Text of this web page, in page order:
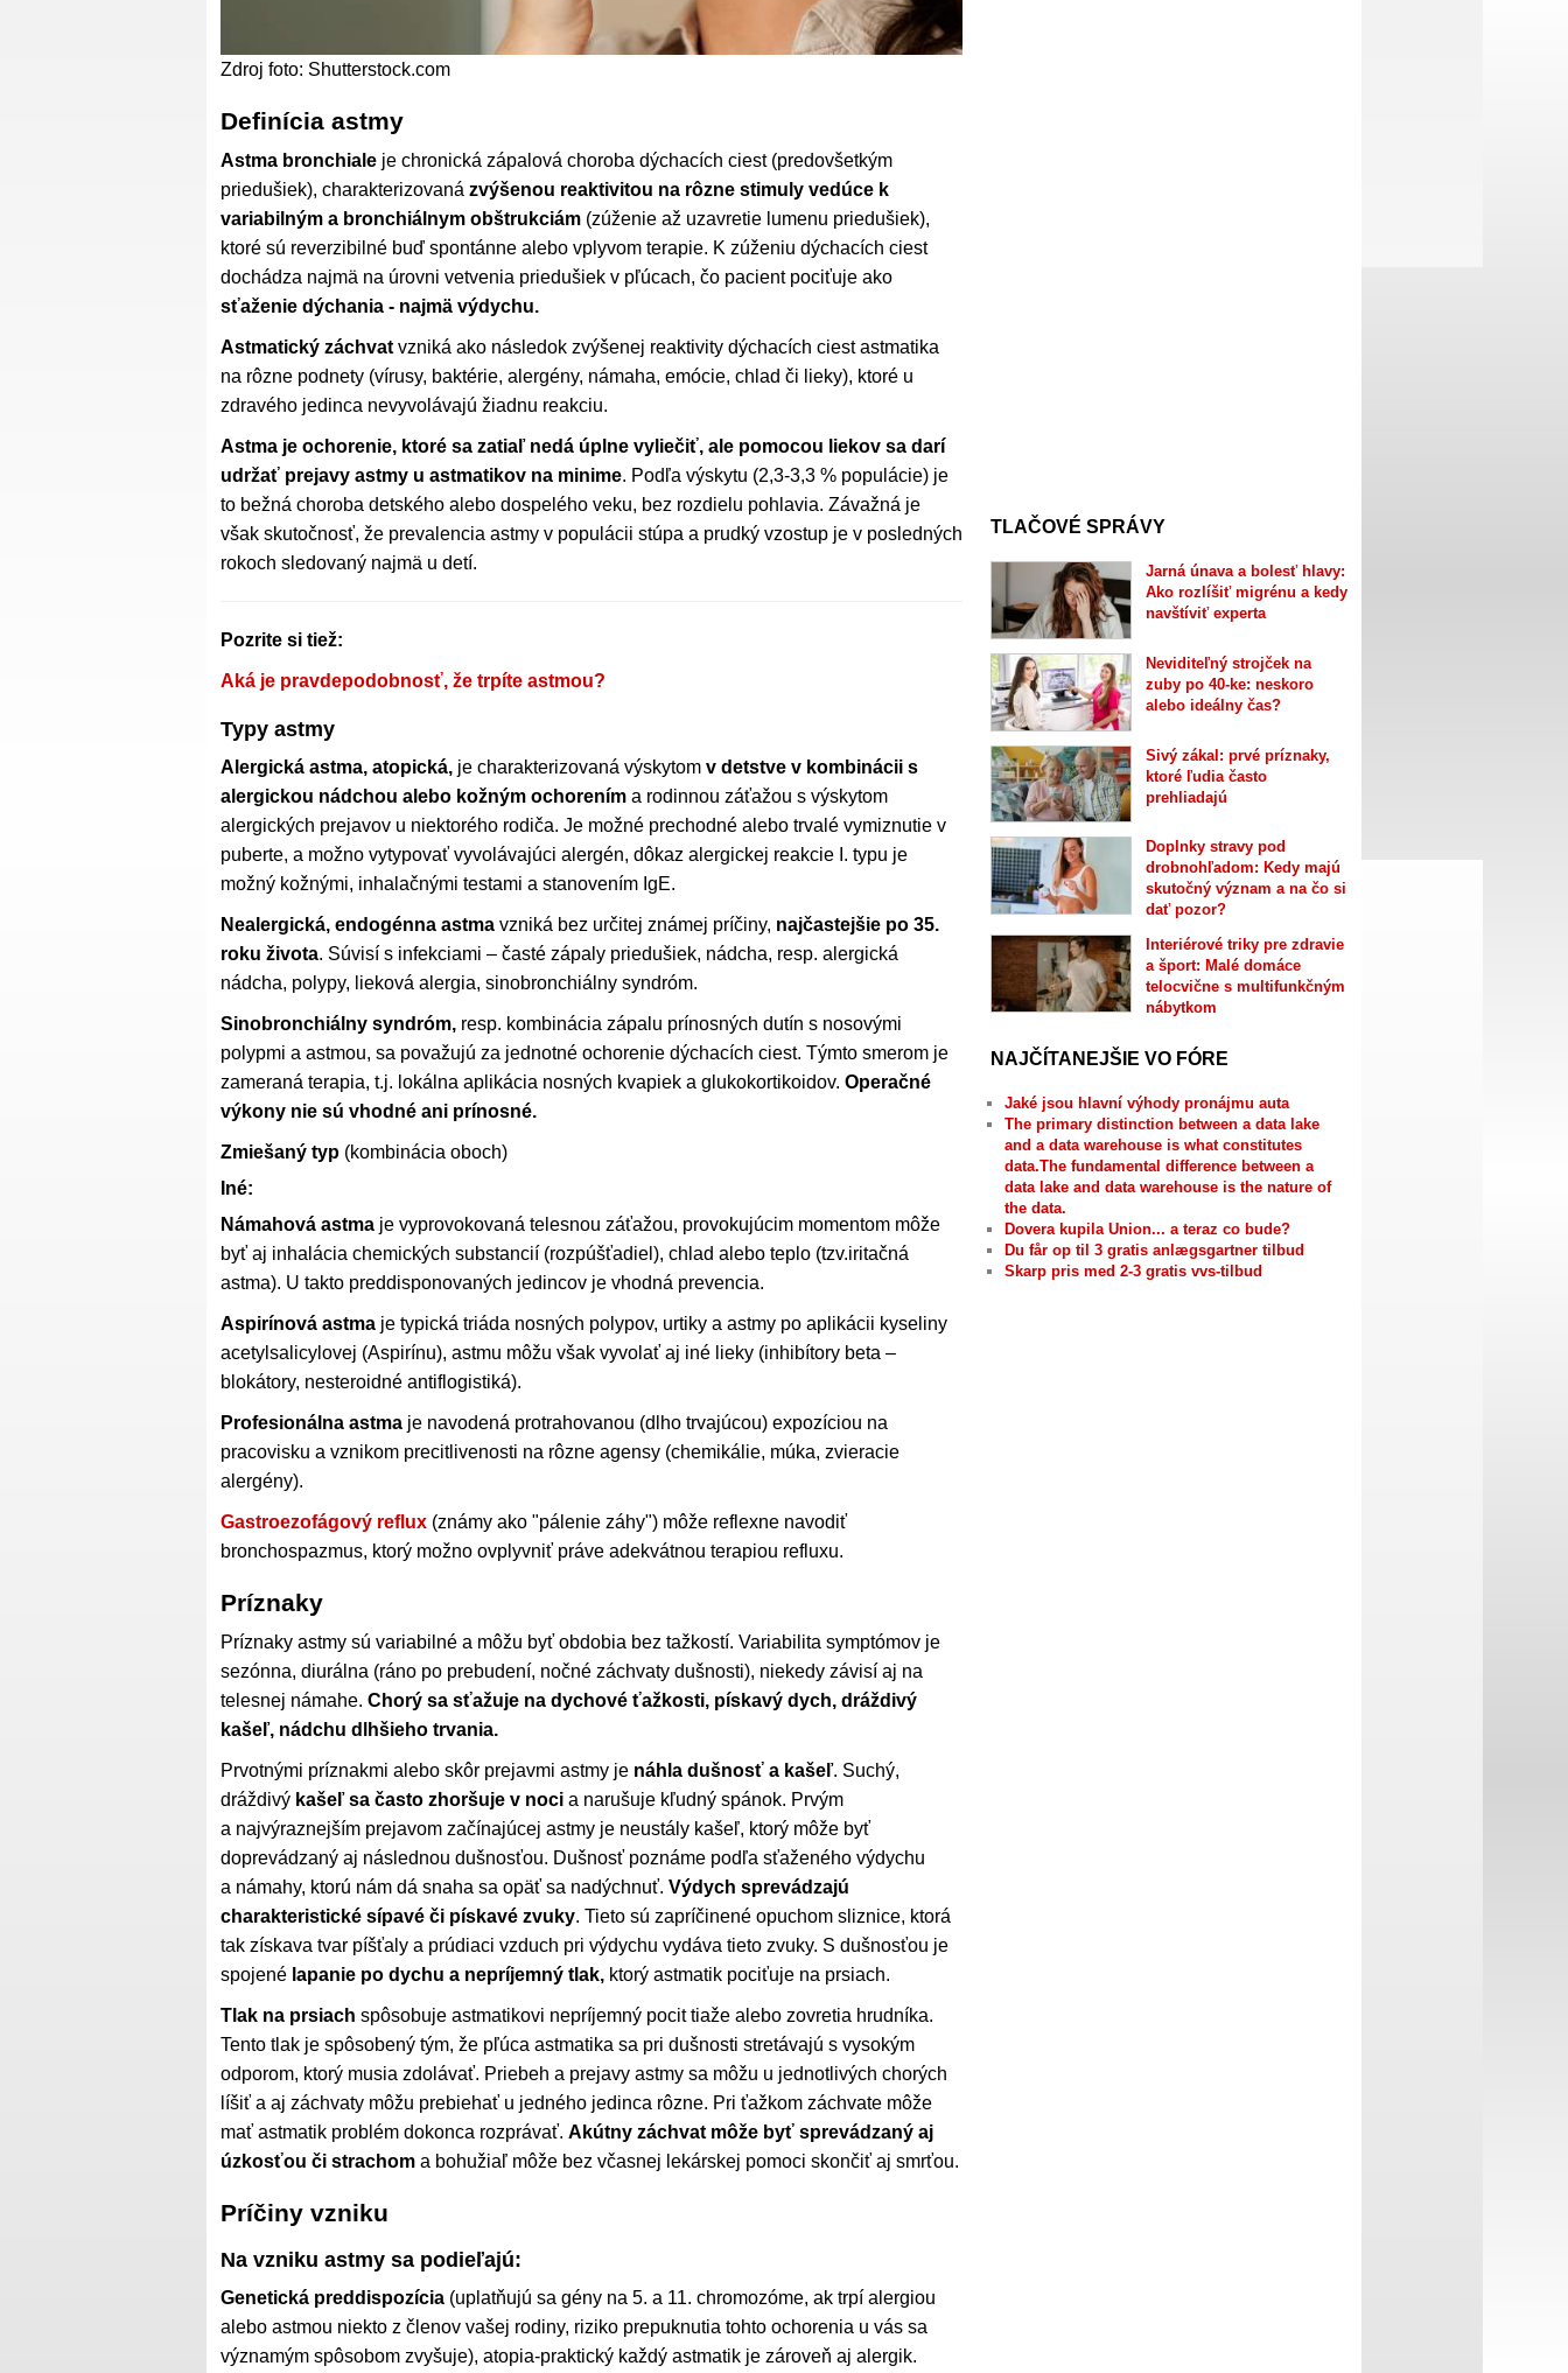
Zdroj foto: Shutterstock.com
Definícia astmy
Astma bronchiale je chronická zápalová choroba dýchacích ciest (predovšetkým
priedušiek), charakterizovaná zvýšenou reaktivitou na rôzne stimuly vedúce k
variabilným a bronchiálnym obštrukciám (zúženie až uzavretie lumenu priedušiek),
ktoré sú reverzibilné buď spontánne alebo vplyvom terapie. K zúženiu dýchacích ciest
dochádza najmä na úrovni vetvenia priedušiek v pľúcach, čo pacient pociťuje ako
sťaženie dýchania - najmä výdychu.
Astmatický záchvat vzniká ako následok zvýšenej reaktivity dýchacích ciest astmatika
na rôzne podnety (vírusy, baktérie, alergény, námaha, emócie, chlad či lieky), ktoré u
zdravého jedinca nevyvolávajú žiadnu reakciu.
Astma je ochorenie, ktoré sa zatiaľ nedá úplne vyliečiť, ale pomocou liekov sa darí
udržať prejavy astmy u astmatikov na minime. Podľa výskytu (2,3-3,3 % populácie) je
to bežná choroba detského alebo dospelého veku, bez rozdielu pohlavia. Závažná je
však skutočnosť, že prevalencia astmy v populácii stúpa a prudký vzostup je v posledných
rokoch sledovaný najmä u detí.
Pozrite si tiež:
Aká je pravdepodobnosť, že trpíte astmou?
Typy astmy
Alergická astma, atopická, je charakterizovaná výskytom v detstve v kombinácii s
alergickou nádchou alebo kožným ochorením a rodinnou záťažou s výskytom
alergických prejavov u niektorého rodiča. Je možné prechodné alebo trvalé vymiznutie v
puberte, a možno vytypovať vyvolávajúci alergén, dôkaz alergickej reakcie I. typu je
možný kožnými, inhalačnými testami a stanovením IgE.
Nealergická, endogénna astma vzniká bez určitej známej príčiny, najčastejšie po 35.
roku života. Súvisí s infekciami – časté zápaly priedušiek, nádcha, resp. alergická
nádcha, polypy, lieková alergia, sinobronchiálny syndróm.
Sinobronchiálny syndróm, resp. kombinácia zápalu prínosných dutín s nosovými
polypmi a astmou, sa považujú za jednotné ochorenie dýchacích ciest. Týmto smerom je
zameraná terapia, t.j. lokálna aplikácia nosných kvapiek a glukokortikoidov. Operačné
výkony nie sú vhodné ani prínosné.
Zmiešaný typ (kombinácia oboch)
Iné:
Námahová astma je vyprovokovaná telesnou záťažou, provokujúcim momentom môže
byť aj inhalácia chemických substancií (rozpúšťadiel), chlad alebo teplo (tzv.iritačná
astma). U takto preddisponovaných jedincov je vhodná prevencia.
Aspirínová astma je typická triáda nosných polypov, urtiky a astmy po aplikácii kyseliny
acetylsalicylovej (Aspirínu), astmu môžu však vyvolať aj iné lieky (inhibítory beta –
blokátory, nesteroidné antiflogistiká).
Profesionálna astma je navodená protrahovanou (dlho trvajúcou) expozíciou na
pracovisku a vznikom precitlivenosti na rôzne agensy (chemikálie, múka, zvieracie
alergény).
Gastroezofágový reflux (známy ako "pálenie záhy") môže reflexne navodiť
bronchospazmus, ktorý možno ovplyvniť práve adekvátnou terapiou refluxu.
Príznaky
Príznaky astmy sú variabilné a môžu byť obdobia bez tažkostí. Variabilita symptómov je
sezónna, diurálna (ráno po prebudení, nočné záchvaty dušnosti), niekedy závisí aj na
telesnej námahe. Chorý sa sťažuje na dychové ťažkosti, pískavý dych, dráždivý
kašeľ, nádchu dlhšieho trvania.
Prvotnými príznakmi alebo skôr prejavmi astmy je náhla dušnosť a kašeľ. Suchý,
dráždivý kašeľ sa často zhoršuje v noci a narušuje kľudný spánok. Prvým
a najvýraznejším prejavom začínajúcej astmy je neustály kašeľ, ktorý môže byť
doprevádzaný aj následnou dušnosťou. Dušnosť poznáme podľa sťaženého výdychu
a námahy, ktorú nám dá snaha sa opäť sa nadýchnuť. Výdych sprevádzajú
charakteristické sípavé či pískavé zvuky. Tieto sú zapríčinené opuchom sliznice, ktorá
tak získava tvar píšťaly a prúdiaci vzduch pri výdychu vydáva tieto zvuky. S dušnosťou je
spojené lapanie po dychu a nepríjemný tlak, ktorý astmatik pociťuje na prsiach.
Tlak na prsiach spôsobuje astmatikovi nepríjemný pocit tiaže alebo zovretia hrudníka.
Tento tlak je spôsobený tým, že pľúca astmatika sa pri dušnosti stretávajú s vysokým
odporom, ktorý musia zdolávať. Priebeh a prejavy astmy sa môžu u jednotlivých chorých
líšiť a aj záchvaty môžu prebiehať u jedného jedinca rôzne. Pri ťažkom záchvate môže
mať astmatik problém dokonca rozprávať. Akútny záchvat môže byť sprevádzaný aj
úzkosťou či strachom a bohužiaľ môže bez včasnej lekárskej pomoci skončiť aj smrťou.
Príčiny vzniku
Na vzniku astmy sa podieľajú:
Genetická preddispozícia (uplatňujú sa gény na 5. a 11. chromozóme, ak trpí alergiou
alebo astmou niekto z členov vašej rodiny, riziko prepuknutia tohto ochorenia u vás sa
významým spôsobom zvyšuje), atopia-praktický každý astmatik je zároveň aj alergik.
TLAČOVÉ SPRÁVY
Jarná únava a bolesť hlavy:
Ako rozlíšiť migrénu a kedy
navštíviť experta
Neviditeľný strojček na
zuby po 40-ke: neskoro
alebo ideálny čas?
Sivý zákal: prvé príznaky,
ktoré ľudia často
prehliadajú
Doplnky stravy pod
drobnohľadom: Kedy majú
skutočný význam a na čo si
dať pozor?
Interiérové triky pre zdravie
a šport: Malé domáce
telocvične s multifunkčným
nábytkom
NAJČÍTANEJŠIE VO FÓRE
Jaké jsou hlavní výhody pronájmu auta
The primary distinction between a data lake
and a data warehouse is what constitutes
data.The fundamental difference between a
data lake and data warehouse is the nature of
the data.
Dovera kupila Union... a teraz co bude?
Du får op til 3 gratis anlægsgartner tilbud
Skarp pris med 2-3 gratis vvs-tilbud